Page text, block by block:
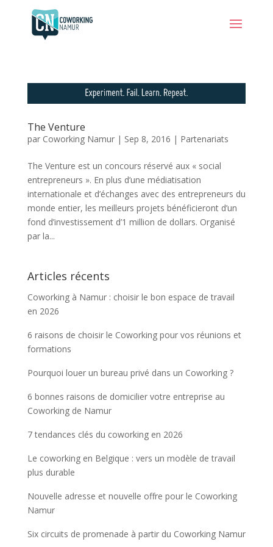
The Venture
par Coworking Namur| Sep 8, 2016 | Partenariats
The Venture est un concours réservé aux « social
entrepreneurs ». En plus d’une médiatisation
internationale et d’échanges avec des entrepreneurs du
monde entier, les meilleurs projets bénéficieront d’un
fond d’investissement d’1 million de dollars. Organisé
par la...
Articles récents
Coworking à Namur : choisir le bon espace de travail
en 2026
6 raisons de choisir le Coworking pour vos réunions et
formations
Pourquoi louer un bureau privé dans un Coworking ?
6 bonnes raisons de domicilier votre entreprise au
Coworking de Namur
7 tendances clés du coworking en 2026
Le coworking en Belgique : vers un modèle de travail
plus durable
Nouvelle adresse et nouvelle offre pour le Coworking
Namur
Six circuits de promenade à partir du Coworking Namur